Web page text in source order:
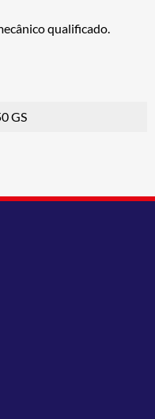
qualificado.
GS